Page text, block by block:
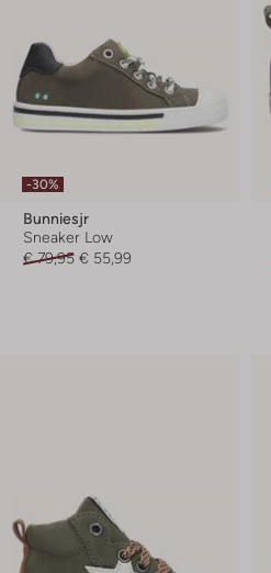
-30%
Bunniesjr
Sneaker Low
€ 79,95 € 55,99